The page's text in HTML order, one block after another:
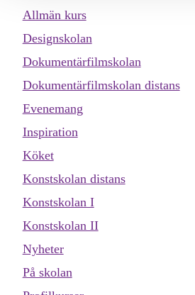
Allmän kurs
Designskolan
Dokumentärfilmskolan
Dokumentärfilmskolan distans
Evenemang
Inspiration
Köket
Konstskolan distans
Konstskolan I
Konstskolan II
Nyheter
På skolan